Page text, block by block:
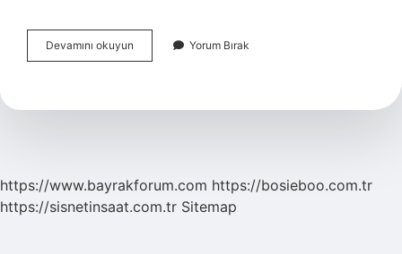
Devamını okuyun
Ne
Yorum Bırak
https://www.bayrakforum.com https://bosieboo.com.tr
https://sisnetinsaat.com.tr Sitemap